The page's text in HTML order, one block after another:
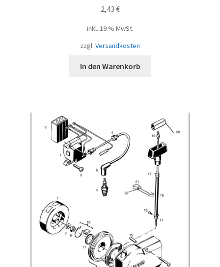
2,43 €
inkl. 19 % MwSt.
zzgl. Versandkosten
In den Warenkorb